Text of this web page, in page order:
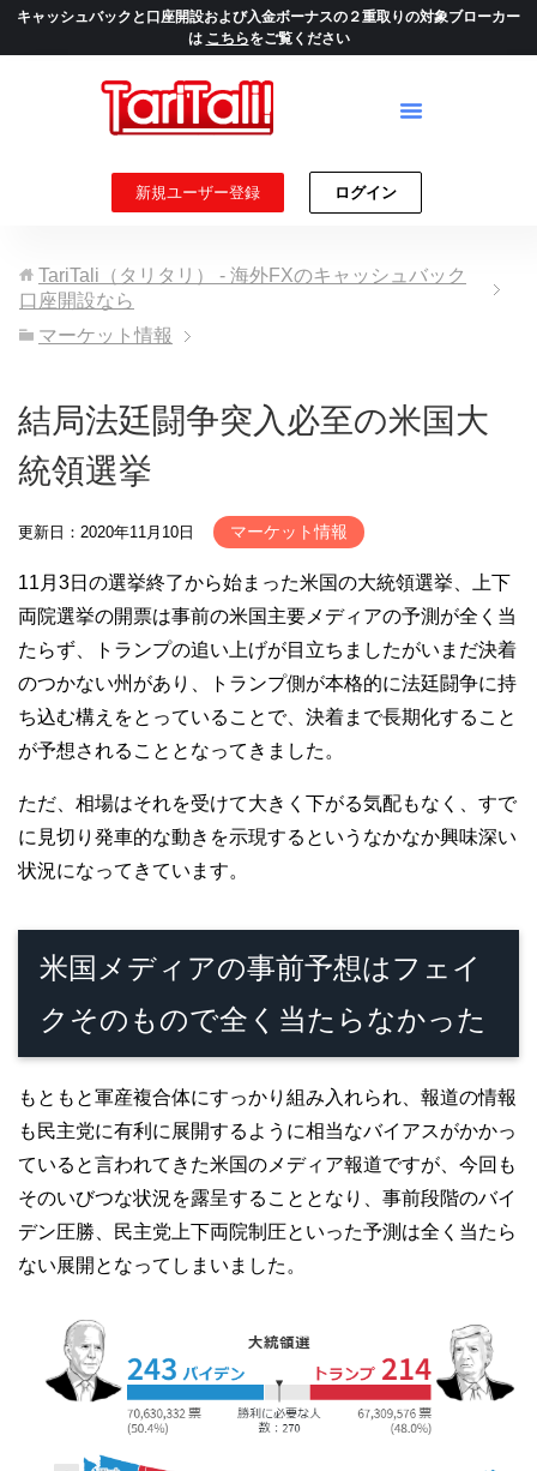
キャッシュバックと口座開設および入金ボーナスの２重取りの対象ブローカー
は こちらをご覧ください
新規ユーザー登録 ログイン
TariTali（タリタリ） - 海外FXのキャッシュバック
口座開設なら
マーケット情報
結局法廷闘争突入必至の米国大
統領選挙
更新日：2020年11月10日 マーケット情報
11月3日の選挙終了から始まった米国の大統領選挙、上下
両院選挙の開票は事前の米国主要メディアの予測が全く当
たらず、トランプの追い上げが目立ちましたがいまだ決着
のつかない州があり、トランプ側が本格的に法廷闘争に持
ち込む構えをとっていることで、決着まで長期化すること
が予想されることとなってきました。
ただ、相場はそれを受けて大きく下がる気配もなく、すで
に見切り発車的な動きを示現するというなかなか興味深い
状況になってきています。
米国メディアの事前予想はフェイ
クそのもので全く当たらなかった
もともと軍産複合体にすっかり組み入れられ、報道の情報
も民主党に有利に展開するように相当なバイアスがかかっ
ていると言われてきた米国のメディア報道ですが、今回も
そのいびつな状況を露呈することとなり、事前段階のバイ
デン圧勝、民主党上下両院制圧といった予測は全く当たら
ない展開となってしまいました。